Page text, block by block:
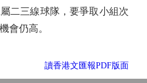
二三線球隊，要爭取小組次
會仍高。
讀香港文匯報PDF版面